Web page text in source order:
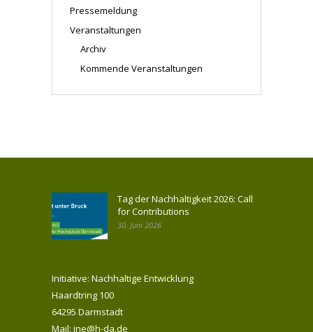
Pressemeldung
Veranstaltungen
Archiv
Kommende Veranstaltungen
Tag der Nachhaltigkeit 2026: Call
for Contributions
30. Juni 2026
Initiative: Nachhaltige Entwicklung
Haardtring 100
64295 Darmstadt
Mail: ine@h-da.de